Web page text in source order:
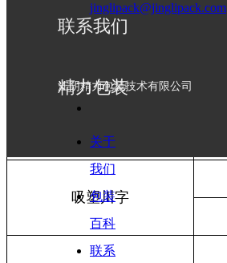
吸塑川字
jinglipack@jinglipack.com
联系我们
江阴精力包装技术有限公司
精力包装
关于
我们
包装
百科
联系